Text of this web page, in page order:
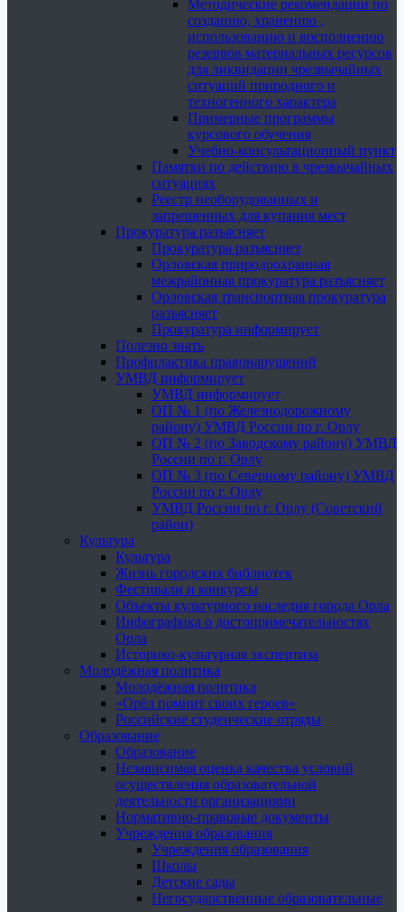
Методические рекомендации по
созданию, хранению ,
использованию и восполнению
резервов материальных ресурсов
для ликвидации чрезвычайных
ситуаций природного и
техногенного характера
Примерные программы
курсового обучения
Учебно-консультационный пункт
Памятки по действию в чрезвычайных
ситуациях
Реестр необорудованных и
запрещенных для купания мест
Прокуратура разъясняет
Прокуратура разъясняет
Орловская природоохранная
межрайонная прокуратура разъясняет
Орловская транспортная прокуратура
разъясняет
Прокуратура информирует
Полезно знать
Профилактика правонарушений
УМВД информирует
УМВД информирует
ОП № 1 (по Железнодорожному
району) УМВД России по г. Орлу
ОП № 2 (по Заводскому району) УМВД
России по г. Орлу
ОП № 3 (по Северному району) УМВД
России по г. Орлу
УМВД России по г. Орлу (Советский
район)
Культура
Культура
Жизнь городских библиотек
Фестивали и конкурсы
Объекты культурного наследия города Орла
Инфографика о достопримечательностях
Орла
Историко-культурная экспертиза
Молодёжная политика
Молодёжная политика
«Орёл помнит своих героев»
Российские студенческие отряды
Образование
Образование
Независимая оценка качества условий
осуществления образовательной
деятельности организациями
Нормативно-правовые документы
Учреждения образования
Учреждения образования
Школы
Детские сады
Негосударственные образовательные